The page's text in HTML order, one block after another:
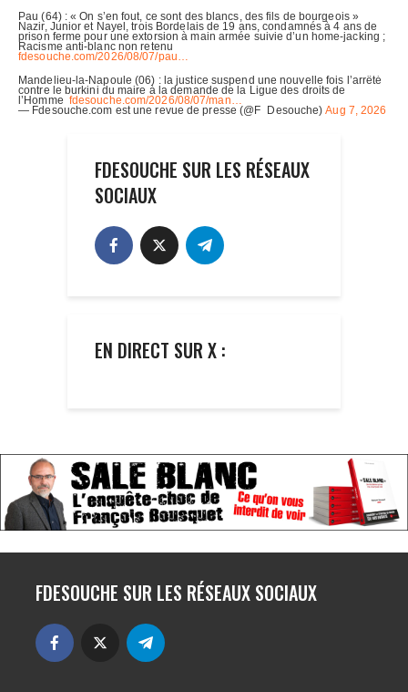
FDESOUCHE SUR LES RÉSEAUX
SOCIAUX
EN DIRECT SUR X :
FDESOUCHE SUR LES RÉSEAUX SOCIAUX